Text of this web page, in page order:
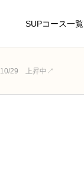
SUPコース一覧
10/29 上昇中↗